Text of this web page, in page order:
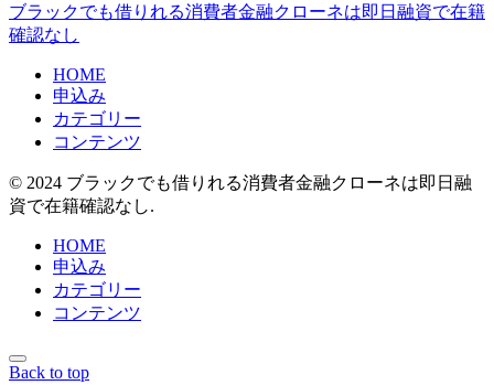
ブラックでも借りれる消費者金融クローネは即日融資で在籍
確認なし
HOME
申込み
カテゴリー
コンテンツ
© 2024 ブラックでも借りれる消費者金融クローネは即日融
資で在籍確認なし.
HOME
申込み
カテゴリー
コンテンツ
Back to top